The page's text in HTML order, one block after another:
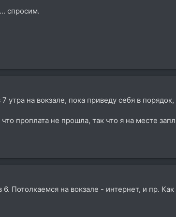
спросим.
утра на вокзале, пока приведу себя в
проплата не прошла, так что я на месте
Потолкаемся на вокзале - интернет, и пр.